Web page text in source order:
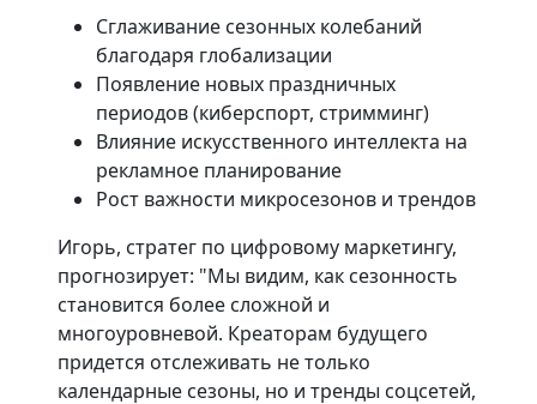
Сглаживание сезонных колебаний
благодаря глобализации
Появление новых праздничных
периодов (киберспорт, стримминг)
Влияние искусственного интеллекта на
рекламное планирование
Рост важности микросезонов и трендов
Игорь, стратег по цифровому маркетингу,
прогнозирует: "Мы видим, как сезонность
становится более сложной и
многоуровневой. Креаторам будущего
придется отслеживать не только
календарные сезоны, но и тренды соцсетей,